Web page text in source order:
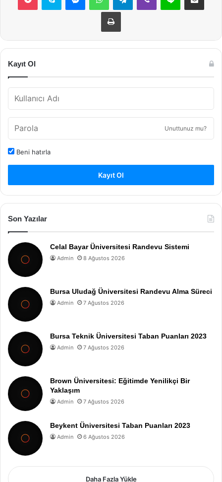
Yazdır
Kayıt Ol
Unuttunuz mu?
Beni hatırla
Kayıt Ol
Son Yazılar
Celal Bayar Üniversitesi Randevu Sistemi
Admin 8 Ağustos 2026
Bursa Uludağ Üniversitesi Randevu Alma Süreci
Admin 7 Ağustos 2026
Bursa Teknik Üniversitesi Taban Puanları 2023
Admin 7 Ağustos 2026
Brown Üniversitesi: Eğitimde Yenilikçi Bir
Yaklaşım
Admin 7 Ağustos 2026
Beykent Üniversitesi Taban Puanları 2023
Admin 6 Ağustos 2026
Daha Fazla Yükle